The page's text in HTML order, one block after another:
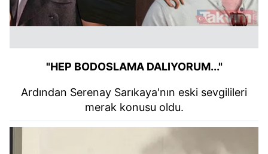
"HEP BODOSLAMA DALIYORUM..."
Ardından Serenay Sarıkaya'nın eski sevgilileri
merak konusu oldu.